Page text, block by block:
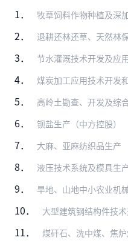
1．
牧草饲料作物种植及深
2． 退耕还林还草、天然林保
3． 节水灌溉技术开发及应
4． 煤炭加工应用技术开发
5． 高岭土勘查、开发及综
6． 钡盐生产（中方控股）
7． 大麻、亚麻纺织品生产
8． 液压技术系统及模具生
9． 旱地、山地中小农业机
10． 大型建筑钢结构件技
11． 煤矸石、洗中煤、焦